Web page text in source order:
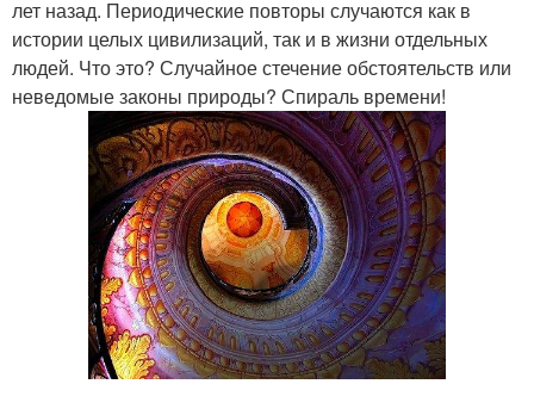
лет назад. Периодические повторы случаются как в
истории целых цивилизаций, так и в жизни отдельных
людей. Что это? Случайное стечение обстоятельств или
неведомые законы природы? Спираль времени!